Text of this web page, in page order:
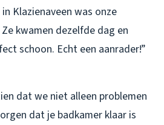
Klazienaveen was onze
kwamen dezelfde dag en
schoon. Echt een aanrader!”
dat we niet alleen problemen
dat je badkamer klaar is